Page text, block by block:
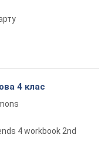
4 клас
4 workbook 2nd